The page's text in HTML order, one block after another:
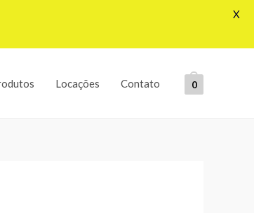
Locações Contato 0
X